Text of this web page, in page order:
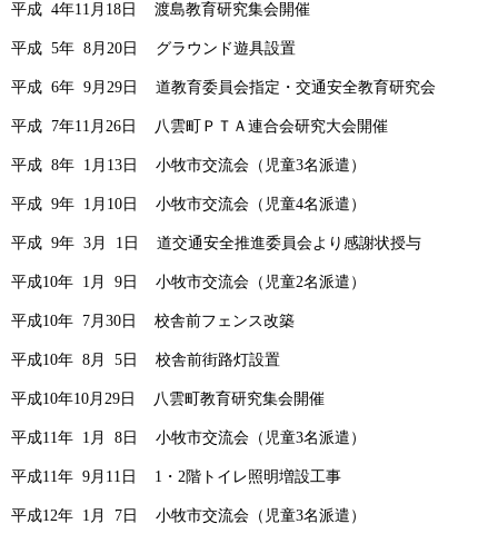
平成 4年11月18日 渡島教育研究集会開催
平成 5年 8月20日 グラウンド遊具設置
平成 6年 9月29日 道教育委員会指定・交通安全教育研究会
平成 7年11月26日 八雲町ＰＴＡ連合会研究大会開催
平成 8年 1月13日 小牧市交流会（児童3名派遣）
平成 9年 1月10日 小牧市交流会（児童4名派遣）
平成 9年 3月 1日 道交通安全推進委員会より感謝状授与
平成10年 1月 9日 小牧市交流会（児童2名派遣）
平成10年 7月30日 校舎前フェンス改築
平成10年 8月 5日 校舎前街路灯設置
平成10年10月29日 八雲町教育研究集会開催
平成11年 1月 8日 小牧市交流会（児童3名派遣）
平成11年 9月11日 1・2階トイレ照明増設工事
平成12年 1月 7日 小牧市交流会（児童3名派遣）